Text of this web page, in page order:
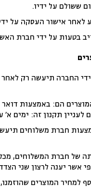
ששולם על ידיו.
לאחר אישור העסקה על
בטעות על ידי חברת
החברה תיעשה רק לאחר
לעניין תקנון זה: ימים א’
חברת משלוחים
של חברת המשלוחים,
אשר יענה לרצון שני
למחיר המוצרים